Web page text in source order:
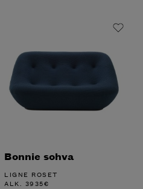
Bonnie sohva
LIGNE ROSET
ALK. 3935€